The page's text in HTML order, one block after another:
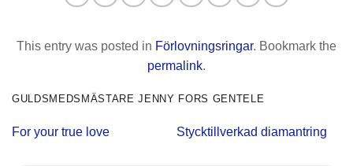
This entry was posted in Förlovningsringar. Bookmark the
permalink.
GULDSMEDSMÄSTARE JENNY FORS GENTELE
For your true love Stycktillverkad diamantring